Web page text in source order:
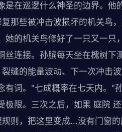
在巡逻什么神圣的边界。他
那些被冲击波损坏的机关鸟
的机关鸟修好了一只又一只
连接。孙膑每天坐在槐树下
缝的能量波动、下一次冲击
词。"七成概率在七天内。"
限。三次之后，如果 庭院
则，把这里变成...没有门窗